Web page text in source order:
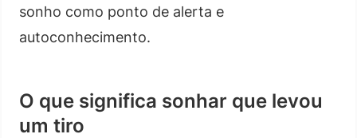
sonho como ponto de alerta e
autoconhecimento.
O que significa sonhar que levou
um tiro